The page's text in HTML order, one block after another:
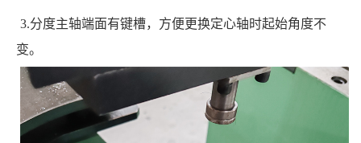
3.分度主轴端面有键槽，方便更换定心轴时起始角度不
变。